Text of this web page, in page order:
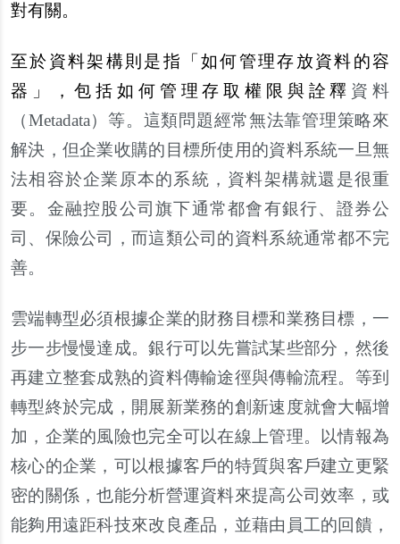
對有關。
至於資料架構則是指「如何管理存放資料的容
器」，包括如何管理存取權限與詮釋 資料
（Metadata）等。這類問題經常無法靠管理策略來
解決，但企業收購的目標所使用的資料系統一旦無
法相容於企業原本的系統，資料架構就還是很重
要。金融控股公司旗下通常都會有銀行、證券公
司、保險公司，而這類公司的資料系統通常都不完
善。
雲端轉型必須根據企業的財務目標和業務目標，一
步一步慢慢達成。銀行可以先嘗試某些部分，然後
再建立整套成熟的資料傳輸途徑與傳輸流程。等到
轉型終於完成，開展新業務的創新速度就會大幅增
加，企業的風險也完全可以在線上管理。以情報為
核心的企業，可以根據客戶的特質與客戶建立更緊
密的關係，也能分析營運資料來提高公司效率，或
能夠用遠距科技來改良產品，並藉由員工的回饋，